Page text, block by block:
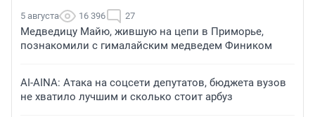
5 августа 16 396 27
Медведицу Майю, жившую на цепи в Приморье,
познакомили с гималайским медведем Фиником
AI-AINA: Атака на соцсети депутатов, бюджета вузов
не хватило лучшим и сколько стоит арбуз